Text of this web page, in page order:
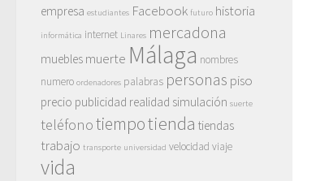
empresa estudiantes Facebook futuro historia
informática internet Linares mercadona
muebles muerte Málaga nombres
numero ordenadores palabras personas piso
precio publicidad realidad simulación suerte
teléfonotiempotienda tiendas
trabajo transporte universidad velocidad viaje
vida